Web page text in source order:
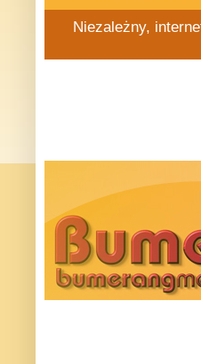
Niezależny,